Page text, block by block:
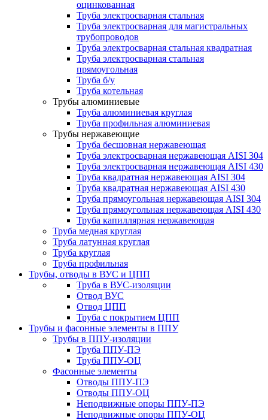
оцинкованная
Труба электросварная стальная
Труба электросварная для магистральных
трубопроводов
Труба электросварная стальная квадратная
Труба электросварная стальная
прямоугольная
Труба б/у
Труба котельная
Трубы алюминиевые
Труба алюминиевая круглая
Труба профильная алюминиевая
Трубы нержавеющие
Труба бесшовная нержавеющая
Труба электросварная нержавеющая AISI 304
Труба электросварная нержавеющая AISI 430
Труба квадратная нержавеющая AISI 304
Труба квадратная нержавеющая AISI 430
Труба прямоугольная нержавеющая AISI 304
Труба прямоугольная нержавеющая AISI 430
Труба капиллярная нержавеющая
Труба медная круглая
Труба латунная круглая
Труба круглая
Труба профильная
Трубы, отводы в ВУС и ЦПП
Труба в ВУС-изоляции
Отвод ВУС
Отвод ЦПП
Труба с покрытием ЦПП
Трубы и фасонные элементы в ППУ
Трубы в ППУ-изоляции
Труба ППУ-ПЭ
Труба ППУ-ОЦ
Фасонные элементы
Отводы ППУ-ПЭ
Отводы ППУ-ОЦ
Неподвижные опоры ППУ-ПЭ
Неподвижные опоры ППУ-ОЦ